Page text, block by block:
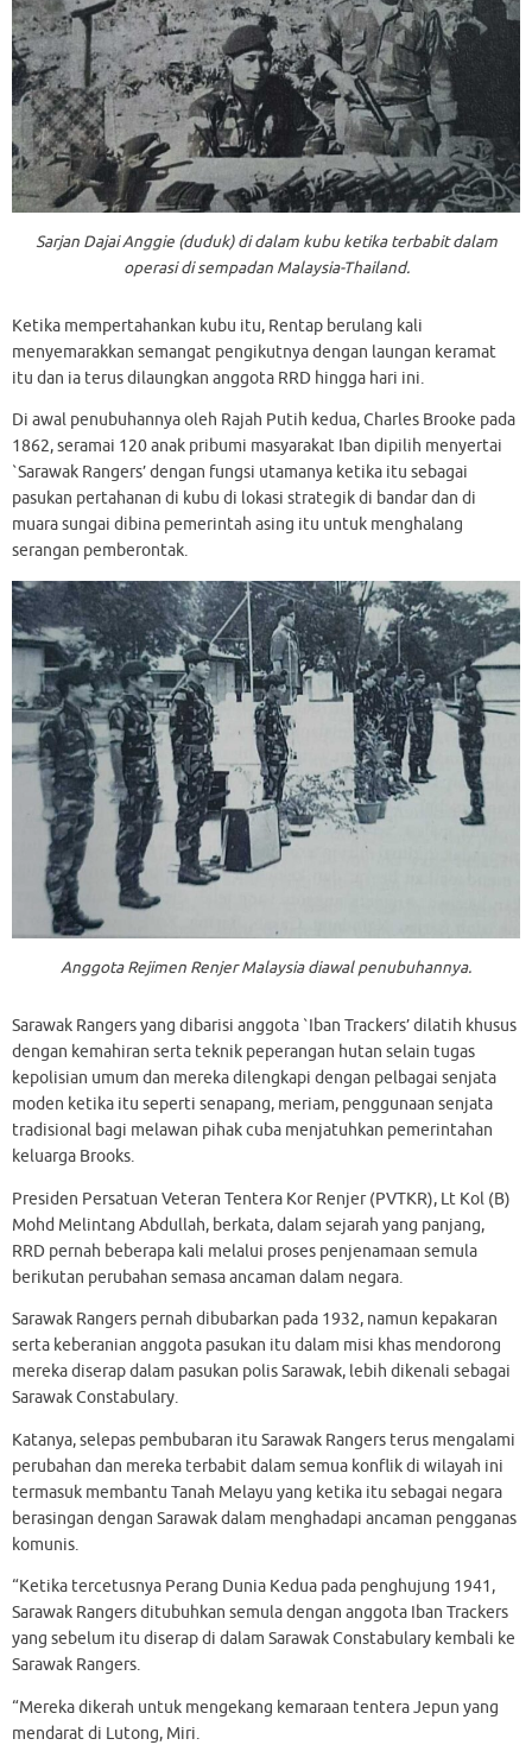
Sarjan Dajai Anggie (duduk) di dalam kubu ketika terbabit dalam
operasi di sempadan Malaysia-Thailand.
Ketika mempertahankan kubu itu, Rentap berulang kali
menyemarakkan semangat pengikutnya dengan laungan keramat
itu dan ia terus dilaungkan anggota RRD hingga hari ini.
Di awal penubuhannya oleh Rajah Putih kedua, Charles Brooke pada
1862, seramai 120 anak pribumi masyarakat Iban dipilih menyertai
`Sarawak Rangers’ dengan fungsi utamanya ketika itu sebagai
pasukan pertahanan di kubu di lokasi strategik di bandar dan di
muara sungai dibina pemerintah asing itu untuk menghalang
serangan pemberontak.
Anggota Rejimen Renjer Malaysia diawal penubuhannya.
Sarawak Rangers yang dibarisi anggota `Iban Trackers’ dilatih khusus
dengan kemahiran serta teknik peperangan hutan selain tugas
kepolisian umum dan mereka dilengkapi dengan pelbagai senjata
moden ketika itu seperti senapang, meriam, penggunaan senjata
tradisional bagi melawan pihak cuba menjatuhkan pemerintahan
keluarga Brooks.
Presiden Persatuan Veteran Tentera Kor Renjer (PVTKR), Lt Kol (B)
Mohd Melintang Abdullah, berkata, dalam sejarah yang panjang,
RRD pernah beberapa kali melalui proses penjenamaan semula
berikutan perubahan semasa ancaman dalam negara.
Sarawak Rangers pernah dibubarkan pada 1932, namun kepakaran
serta keberanian anggota pasukan itu dalam misi khas mendorong
mereka diserap dalam pasukan polis Sarawak, lebih dikenali sebagai
Sarawak Constabulary.
Katanya, selepas pembubaran itu Sarawak Rangers terus mengalami
perubahan dan mereka terbabit dalam semua konflik di wilayah ini
termasuk membantu Tanah Melayu yang ketika itu sebagai negara
berasingan dengan Sarawak dalam menghadapi ancaman pengganas
komunis.
“Ketika tercetusnya Perang Dunia Kedua pada penghujung 1941,
Sarawak Rangers ditubuhkan semula dengan anggota Iban Trackers
yang sebelum itu diserap di dalam Sarawak Constabulary kembali ke
Sarawak Rangers.
“Mereka dikerah untuk mengekang kemaraan tentera Jepun yang
mendarat di Lutong, Miri.